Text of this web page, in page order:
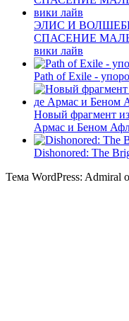
ЭЛИС И
СПАСЕНИЕ
вики лайв
Path of Exile -
Новый фрагмент
Армас и Беном
Dishonored: The
Тема WordPress: Admiral